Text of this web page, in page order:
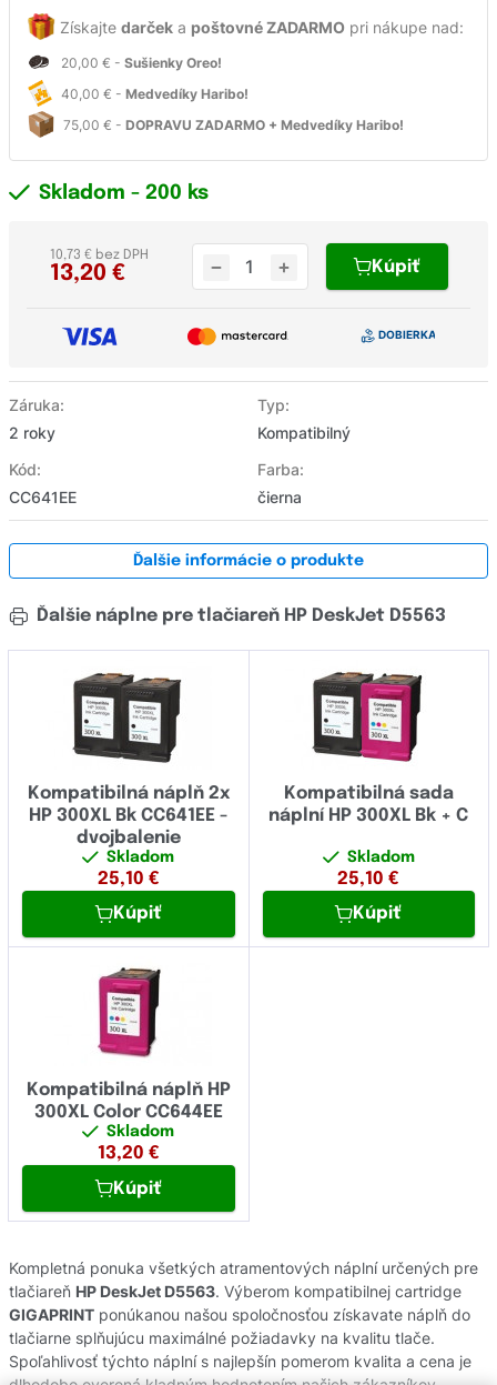
Získajte darček a poštovné ZADARMO pri nákupe nad:
20,00 € - Sušienky Oreo!
40,00 € - Medvedíky Haribo!
75,00 € - DOPRAVU ZADARMO + Medvedíky Haribo!
Záruka:
2 roky
Typ:
Kompatibilný
Kód:
CC641EE
Farba:
čierna
Skladom - 200 ks
13,20 €
10,73 € bez DPH
Kúpiť
Ďalšie informácie o produkte
Ďalšie náplne pre tlačiareň HP DeskJet D5563
Kompatibilná náplň 2x
HP 300XL Bk CC641EE -
dvojbalenie
Skladom
25,10 €
Kúpiť
Kompatibilná sada
náplní HP 300XL Bk + C
Skladom
25,10 €
Kúpiť
Kompatibilná náplň HP
300XL Color CC644EE
Skladom
13,20 €
Kúpiť
Kompletná ponuka všetkých atramentových náplní určených pre
tlačiareň HP DeskJet D5563. Výberom kompatibilnej cartridge
GIGAPRINT ponúkanou našou spoločnosťou získavate náplň do
tlačiarne splňujúcu maximálné požiadavky na kvalitu tlače.
Spoľahlivosť týchto náplní s najlepšín pomerom kvalita a cena je